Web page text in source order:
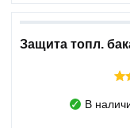
Защита топл.
В